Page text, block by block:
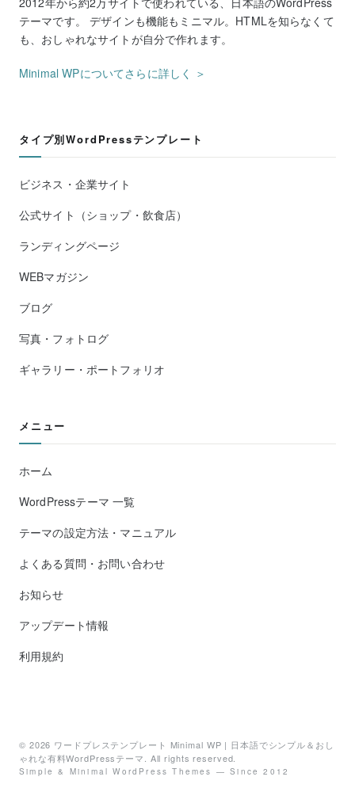
テーマです。 デザインも機能もミニマル。HTMLを知らなくて
も、おしゃれなサイトが自分で作れます。
Minimal WPについてさらに詳しく ＞
タイプ別WordPressテンプレート
ビジネス・企業サイト
公式サイト（ショップ・飲食店）
ランディングページ
WEBマガジン
ブログ
写真・フォトログ
ギャラリー・ポートフォリオ
メニュー
ホーム
WordPressテーマ 一覧
テーマの設定方法・マニュアル
よくある質問・お問い合わせ
お知らせ
アップデート情報
利用規約
© 2026 ワードプレステンプレート Minimal WP | 日本語でシンプル＆おし
ゃれな有料WordPressテーマ. All rights reserved.
Simple & Minimal WordPress Themes — Since 2012